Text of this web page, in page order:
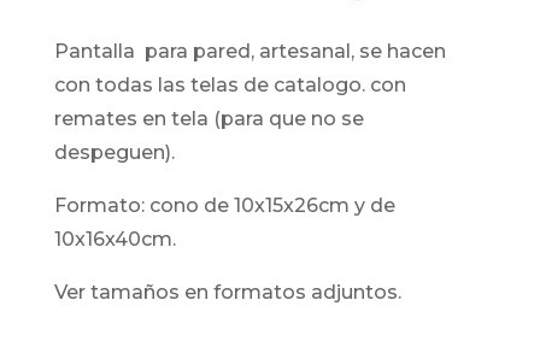
pantalla para pared, artesanal, se hacen
con todas las telas de catalogo. con
remates en tela (para que no se
despeguen).
formato: cono de 10x15x26cm y de
10x16x40cm.
ver tamaños en formatos adjuntos.